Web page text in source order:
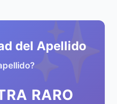
✨
del Apellido
RARO